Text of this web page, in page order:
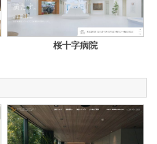
桜十字病院